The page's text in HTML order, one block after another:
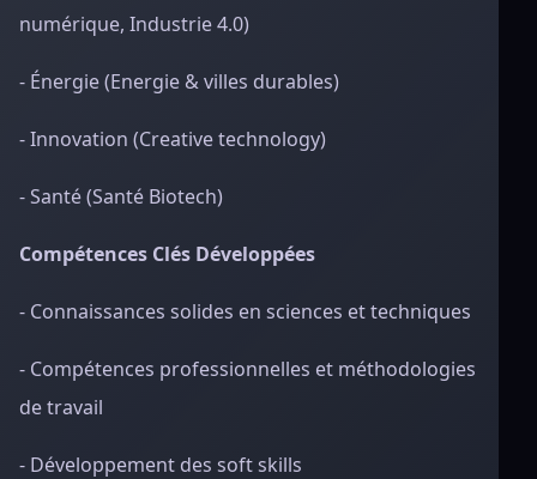
numérique, Industrie 4.0)
- Énergie (Energie & villes durables)
- Innovation (Creative technology)
- Santé (Santé Biotech)
Compétences Clés Développées
- Connaissances solides en sciences et techniques
- Compétences professionnelles et méthodologies
de travail
- Développement des soft skills